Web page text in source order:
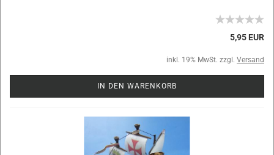
5,95 EUR
inkl. 19% MwSt. zzgl. Versand
IN DEN WARENKORB